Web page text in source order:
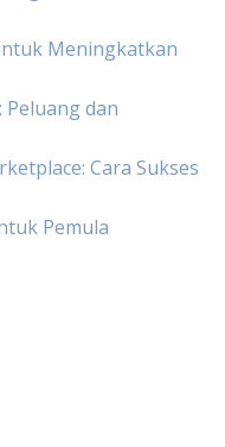
Meningkatkan
dan
Cara Sukses
Pemula